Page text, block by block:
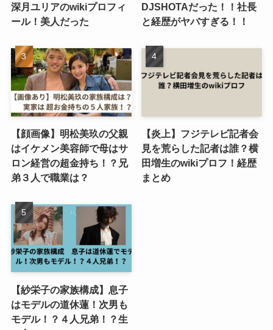
深月ユリアのwikiプロフィ
ール！美人だった
DJSHOTAだった！！社長
と経歴がヤバすぎる！！
【顔画像】明松美玖の父親
はイケメン美容師で母はサ
ロン経営の超金持ち！？兄
弟３人で職業は？
【炎上】フジテレビ記者会
見を荒らした記者は誰？横
田増生のwikiプロフ！経歴
まとめ
【紗栄子の家族構成】息子
はモデルの道休蓮！次男も
モデル！？４人兄弟！？生